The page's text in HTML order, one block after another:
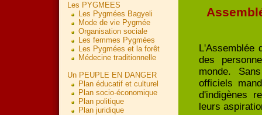
Les PYGMEES
Les Pygmées Bagyeli
Mode de vie Pygmée
Organisation sociale
Les femmes Pygmées
Les Pygmées et la forêt
Médecine traditionnelle
Un PEUPLE EN DANGER
Plan éducatif et culturel
Plan socio-économique
Plan politique
Plan juridique
L'Assemblée
des
monde.
officiels
d'indigènes
leurs